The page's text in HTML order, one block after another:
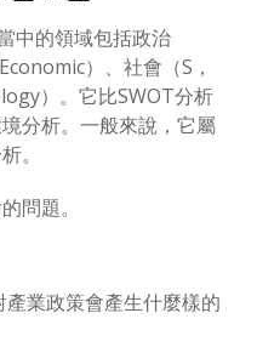
中的領域包括政治
）、社會（S，
）。它比SWOT分析
分析。一般來說，它屬
。
問題。
業政策會產生什麼樣的